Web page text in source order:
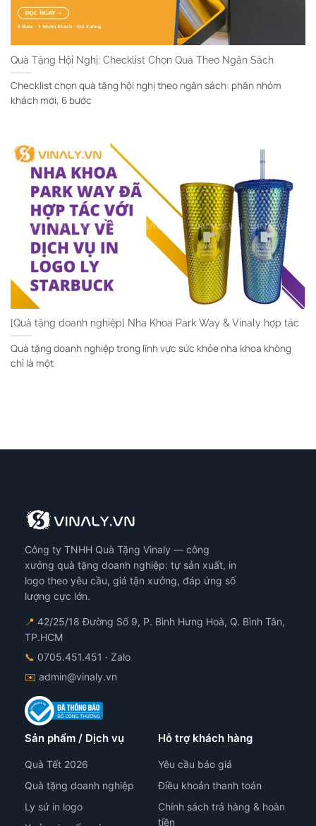
Quà Tặng Hội Nghị: Checklist Chọn Quà Theo Ngân Sách
Checklist chọn quà tặng hội nghị theo ngân sách: phân nhóm
khách mời, 6 bước
[Quà tặng doanh nghiệp] Nha Khoa Park Way & Vinaly hợp tác
Quà tặng doanh nghiệp trong lĩnh vực sức khỏe nha khoa không
chỉ là một
Công ty TNHH Quà Tặng Vinaly — công
xưởng quà tặng doanh nghiệp: tự sản xuất, in
logo theo yêu cầu, giá tận xưởng, đáp ứng số
lượng cực lớn.
📍 42/25/18 Đường Số 9, P. Bình Hưng Hoà, Q. Bình Tân,
TP.HCM
📞 0705.451.451 · Zalo
✉️ admin@vinaly.vn
Sản phẩm / Dịch vụ
Quà Tết 2026
Quà tặng doanh nghiệp
Ly sứ in logo
Hỗ trợ khách hàng
Yêu cầu báo giá
Điều khoản thanh toán
Chính sách trả hàng & hoàn
tiền